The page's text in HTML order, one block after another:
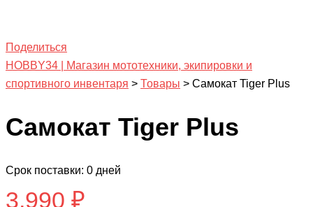
Поделиться
HOBBY34 | Магазин мототехники, экипировки и
спортивного инвентаря > Товары > Самокат Tiger Plus
Самокат Tiger Plus
Срок поставки: 0 дней
3,990 ₽